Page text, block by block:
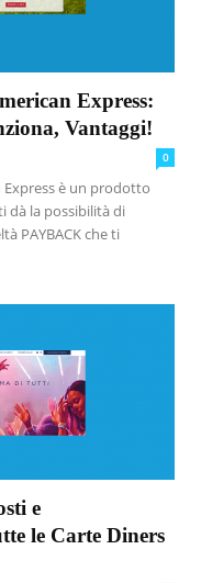
Express:
Vantaggi!
0
Express è un prodotto
dà la possibilità di
PAYBACK che ti
e
le Carte Diners